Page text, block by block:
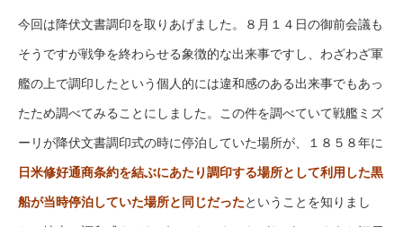
今回は降伏文書調印を取りあげました。８月１４日の御前会議も
そうですが戦争を終わらせる象徴的な出来事ですし、わざわざ軍
艦の上で調印したという個人的には違和感のある出来事でもあっ
たため調べてみることにしました。この件を調べていて戦艦ミズ
ーリが降伏文書調印式の時に停泊していた場所が、１８５８年に
日米修好通商条約を結ぶにあたり調印する場所として利用した黒
船が当時停泊していた場所と同じだったということを知りまし